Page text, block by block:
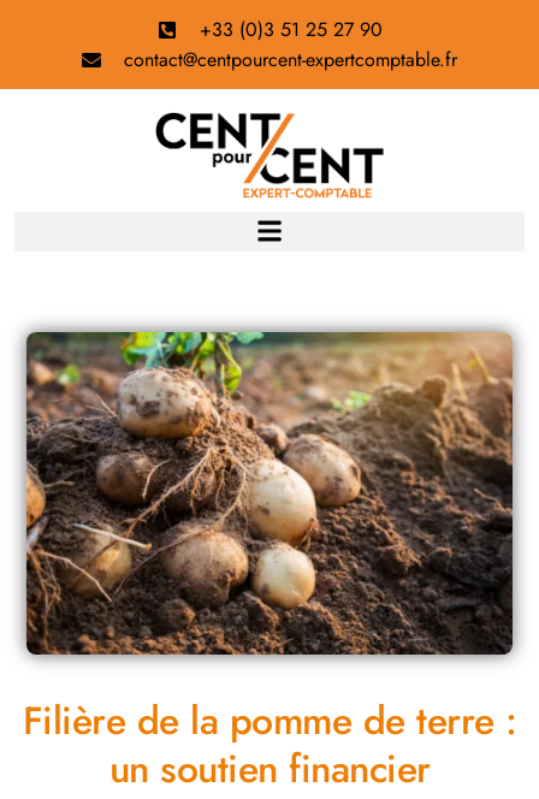
+33 (0)3 51 25 27 90
contact@centpourcent-expertcomptable.fr
Filière de la pomme de terre :
un soutien financier